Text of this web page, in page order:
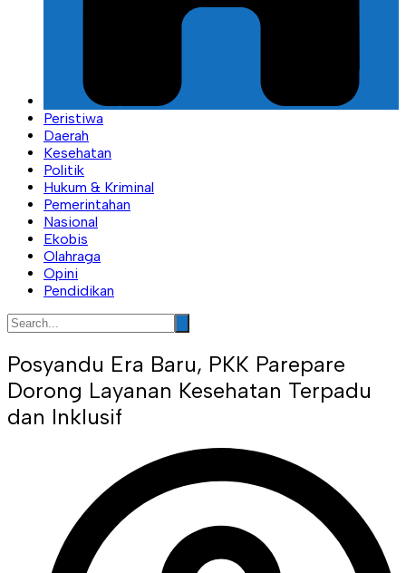
Peristiwa
Daerah
Kesehatan
Politik
Hukum & Kriminal
Pemerintahan
Nasional
Ekobis
Olahraga
Opini
Pendidikan
Posyandu Era Baru, PKK Parepare
Dorong Layanan Kesehatan Terpadu
dan Inklusif